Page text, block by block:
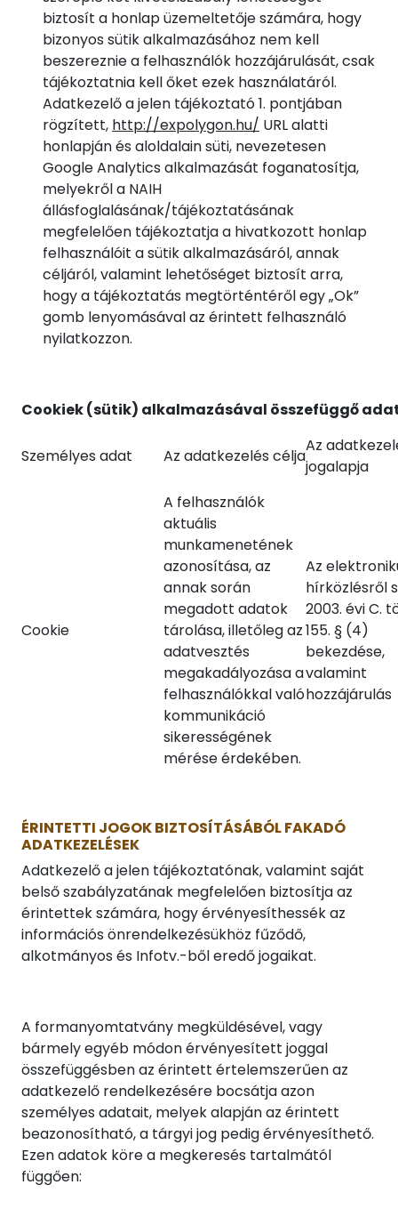
biztosít a honlap üzemeltetője számára, hogy
bizonyos sütik alkalmazásához nem kell
beszereznie a felhasználók hozzájárulását, csak
tájékoztatnia kell őket ezek használatáról.
Adatkezelő a jelen tájékoztató 1. pontjában
rögzített, http://expolygon.hu/ URL alatti
honlapján és aloldalain süti, nevezetesen
Google Analytics alkalmazását foganatosítja,
melyekről a NAIH
állásfoglalásának/tájékoztatásának
megfelelően tájékoztatja a hivatkozott honlap
felhasználóit a sütik alkalmazásáról, annak
céljáról, valamint lehetőséget biztosít arra,
hogy a tájékoztatás megtörténtéről egy „Ok”
gomb lenyomásával az érintett felhasználó
nyilatkozzon.
Cookiek (sütik) alkalmazásával összefüggő
Személyes adat Az adatkezelés célja
Az
jogalapja
Cookie
A felhasználók
aktuális
munkamenetének
azonosítása, az
annak során
megadott adatok
tárolása, illetőleg az
adatvesztés
megakadályozása a
felhasználókkal való
kommunikáció
sikerességének
mérése érdekében.
Az
hírközlésről
2003. évi C.
155. § (4)
bekezdése,
valamint
hozzájárulás
ÉRINTETTI JOGOK BIZTOSÍTÁSÁBÓL FAKADÓ
ADATKEZELÉSEK
Adatkezelő a jelen tájékoztatónak, valamint saját
belső szabályzatának megfelelően biztosítja az
érintettek számára, hogy érvényesíthessék az
információs önrendelkezésükhöz fűződő,
alkotmányos és Infotv.-ből eredő jogaikat.
A formanyomtatvány megküldésével, vagy
bármely egyéb módon érvényesített joggal
összefüggésben az érintett értelemszerűen az
adatkezelő rendelkezésére bocsátja azon
személyes adatait, melyek alapján az érintett
beazonosítható, a tárgyi jog pedig érvényesíthető.
Ezen adatok köre a megkeresés tartalmától
függően: